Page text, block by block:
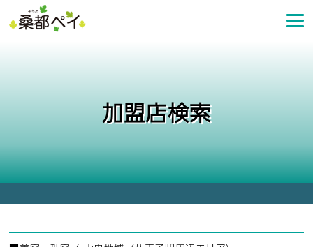
ン
プ
加盟店検索